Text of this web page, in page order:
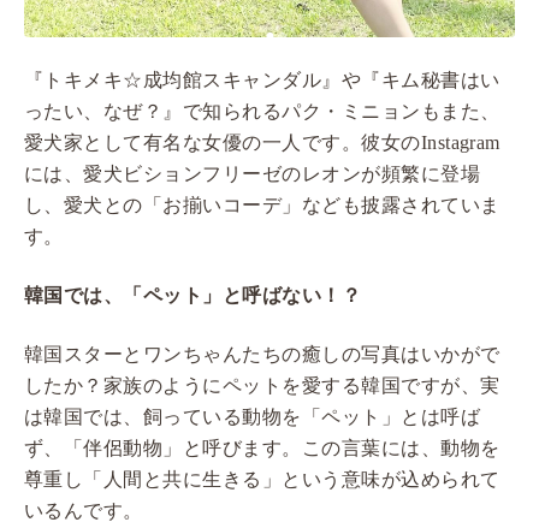
『トキメキ☆成均館スキャンダル』や『キム秘書はい
ったい、なぜ？』で知られるパク・ミニョンもまた、
愛犬家として有名な女優の一人です。彼女のInstagram
には、愛犬ビションフリーゼのレオンが頻繁に登場
し、愛犬との「お揃いコーデ」なども披露されていま
す。
韓国では、「ペット」と呼ばない！？
韓国スターとワンちゃんたちの癒しの写真はいかがで
したか？家族のようにペットを愛する韓国ですが、実
は韓国では、飼っている動物を「ペット」とは呼ば
ず、「伴侶動物」と呼びます。この言葉には、動物を
尊重し「人間と共に生きる」という意味が込められて
いるんです。